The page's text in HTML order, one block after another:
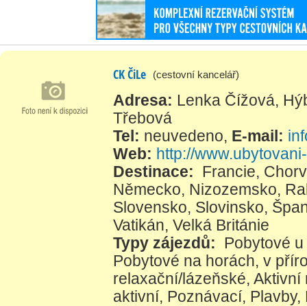
CK ČiLe (cestovní kancelář)
Adresa: Lenka Čížová,
Třebová
Tel: neuvedeno, E-mail:
Web: http://
Destinace:
Francie,
Německo, Nizozemsko,
Slovensko, Slovinsko,
Vatikán, Velká Británie
Typy zájezdů:
Pobytové
Pobytové na horách, v
relaxační/lázeňské, Aktivní
aktivní, Poznávací, Plavby,